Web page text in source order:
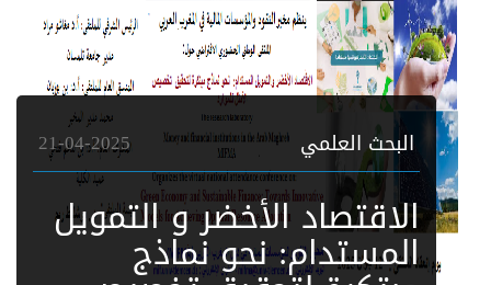
البحث العلمي 21-04-2025
الاقتصاد الأخضر و التمويل
المستدام: نحو نماذج